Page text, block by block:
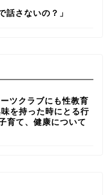
話さないの？」
ツクラブにも性教育
を持った時にとる行
育て、健康について